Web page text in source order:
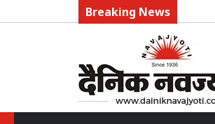
Breaking News